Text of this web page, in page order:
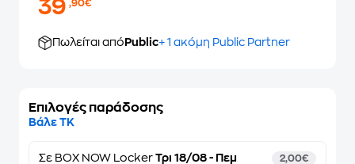
39,90€
Πωλείται από Public+ 1 ακόμη Public Partner
Επιλογές παράδοσης
Βάλε ΤΚ
Σε BOX NOW Locker Τρι 18/08 - Πεμ
2,00€